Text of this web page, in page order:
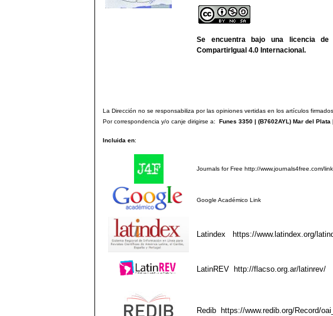
Se encuentra bajo una
licencia de
CompartirIgual 4.0 Internacional .
La Dirección no se responsabiliza por las opiniones vertidas en los artículos firmados.
Por correspondencia y/o canje dirigirse a: Funes 3350 | (B7602AYL) Mar del Plata
Incluida en:
Journals for Free http://www.journals4free.com/
Google Académico Link
Latindex https://www.latindex.org/
LatinREV http://flacso.org.ar/latinrev/
Redib https://www.redib.org/Record/